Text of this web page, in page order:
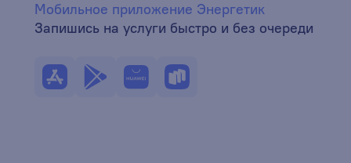
Мобильное приложение Энергетик
Запишись на услуги быстро и без очереди